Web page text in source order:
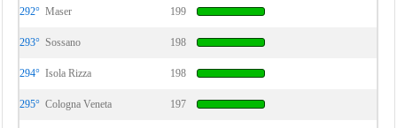
292° Maser 199
293° Sossano 198
294° Isola Rizza 198
295° Cologna Veneta 197